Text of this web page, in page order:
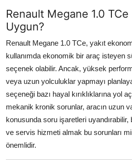
Renault Megane 1.0
Uygun?
Renault Megane 1.0 TCe, yakıt
kullanımda ekonomik bir araç isteyen
seçenek olabilir. Ancak, yüksek
veya uzun yolculuklar yapmayı
seçeneği bazı hayal kırıklıklarına yol
mekanik kronik sorunlar, aracın uzun
konusunda soru işaretleri uyandırabilir,
ve servis hizmeti almak bu sorunları
önemlidir.